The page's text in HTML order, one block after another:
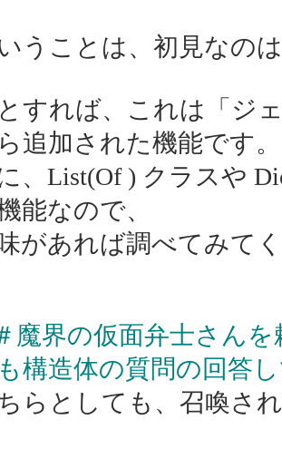
うことは、初見なの
すれば、これは「ジ
追加された機能です。
、List(Of ) クラスや
能なので、
があれば調べてみて
魔界の仮面弁士さん
構造体の質問の回答
らとしても、召喚さ